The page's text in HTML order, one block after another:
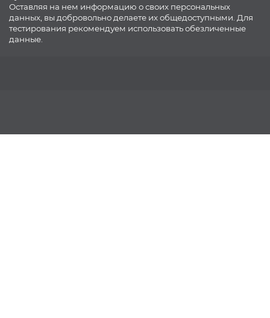
Оставляя на нем информацию о своих персональных
данных, вы добровольно делаете их общедоступными. Для
тестирования рекомендуем использовать обезличенные
данные.